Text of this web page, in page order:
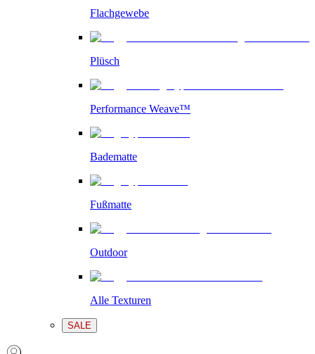
Flachgewebe
Plüsch
Performance Weave™
Badematte
Fußmatte
Outdoor
Alle Texturen
SALE